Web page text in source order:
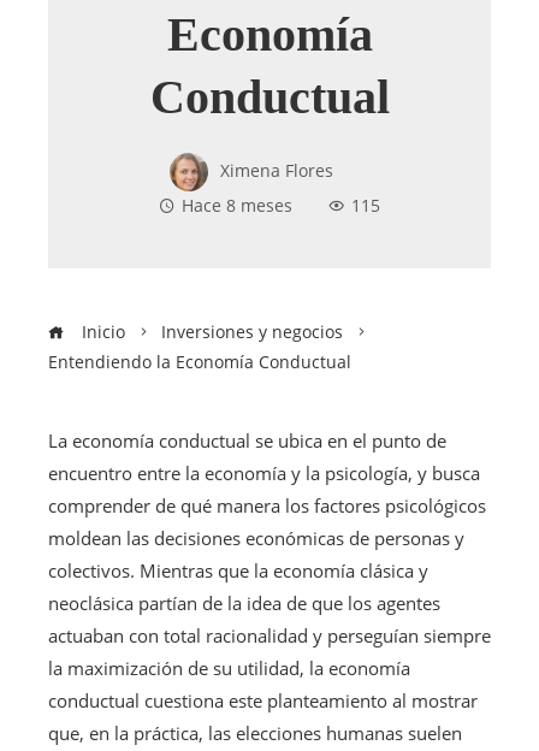
Economía
Conductual
Ximena Flores
Hace 8 meses
115
Inicio
Inversiones y negocios
Entendiendo la Economía Conductual
La economía conductual se ubica en el punto de
encuentro entre la economía y la psicología, y busca
comprender de qué manera los factores psicológicos
moldean las decisiones económicas de personas y
colectivos. Mientras que la economía clásica y
neoclásica partían de la idea de que los agentes
actuaban con total racionalidad y perseguían siempre
la maximización de su utilidad, la economía
conductual cuestiona este planteamiento al mostrar
que, en la práctica, las elecciones humanas suelen